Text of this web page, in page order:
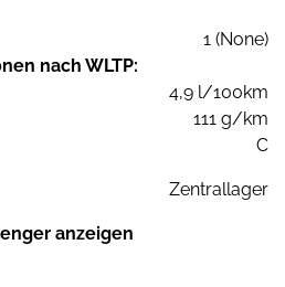
1 (None)
nach WLTP:
4,9 l/100km
111 g/km
C
Zentrallager
anzeigen